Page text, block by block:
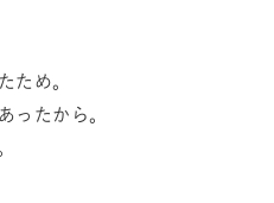
ため。
ったから。